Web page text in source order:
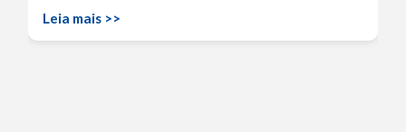
Leia mais >>